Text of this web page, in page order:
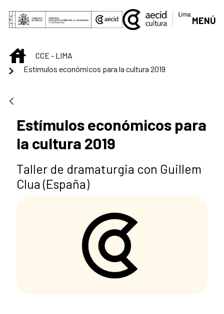
Saut au contenu principal
MENÚ
INICIOCCE - LIMA
Estímulos económicos para la cultura 2019
Estímulos económicos para
la cultura 2019
Taller de dramaturgia con Guillem
Clua (España)